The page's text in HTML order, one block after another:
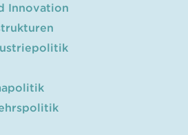
Innovation